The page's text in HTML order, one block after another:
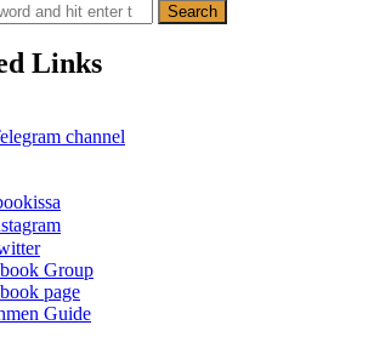
Links
channel
Group
page
Guide